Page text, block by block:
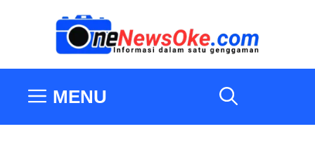
MENU